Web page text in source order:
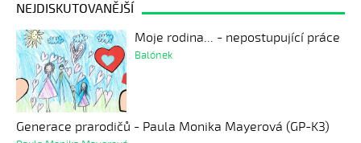
NEJDISKUTOVANĚJŠÍ
Moje rodina... - nepostupující práce
Balónek
Generace prarodičů - Paula Monika Mayerová (GP-K3)